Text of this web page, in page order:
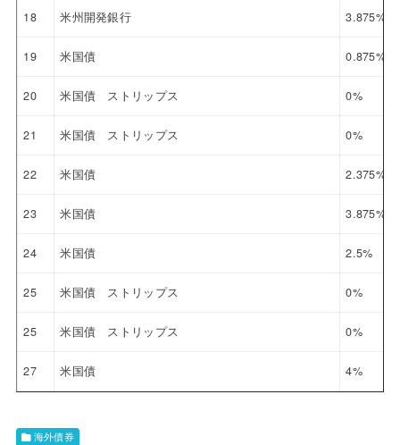
18 米州開発銀行 3.875%
19 米国債 0.875%
20 米国債 ストリップス 0%
21 米国債 ストリップス 0%
22 米国債 2.375%
23 米国債 3.875%
24 米国債 2.5%
25 米国債 ストリップス 0%
25 米国債 ストリップス 0%
27 米国債 4%
海外債券